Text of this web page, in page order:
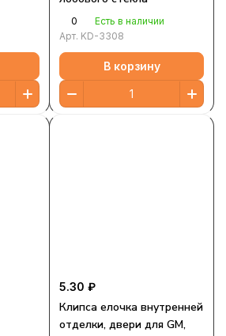
0
Есть в наличии
Арт. KD-3308
В корзину
5.30 ₽
Клипса елочка внутренней
отделки, двери для GM,